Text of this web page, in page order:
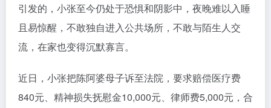
引发的，小张至今仍处于恐惧和阴影中，夜晚难以入睡
且易惊醒，不敢独自进入公共场所，不敢与陌生人交
流，在家也变得沉默寡言。
近日，小张把陈阿婆母子诉至法院，要求赔偿医疗费
840元、精神损失抚慰金10,000元、律师费5,000元，合